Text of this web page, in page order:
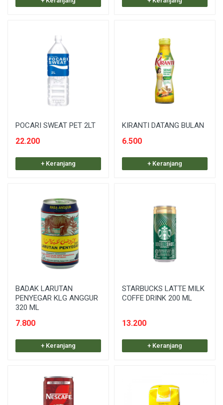
POCARI SWEAT PET 2LT
22.200
+ Keranjang
KIRANTI DATANG BULAN
6.500
+ Keranjang
BADAK LARUTAN
PENYEGAR KLG ANGGUR
320 ML
7.800
+ Keranjang
STARBUCKS LATTE MILK
COFFE DRINK 200 ML
13.200
+ Keranjang